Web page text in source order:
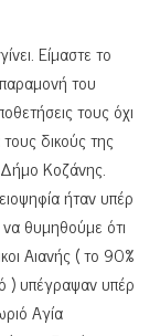
Είμαστε το
του
τους όχι
δικούς της
Κοζάνης.
ήταν υπέρ
θυμηθούμε ότι
Αιανής ( το 90%
) υπέγραψαν υπέρ
Αγία